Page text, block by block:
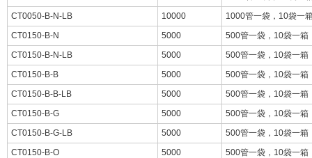
CT0050-B-N-LB
10000
1000管一袋，10袋一
CT0150-B-N
5000
500管一袋，10袋一箱
CT0150-B-N-LB
5000
500管一袋，10袋一箱
CT0150-B-B
5000
500管一袋，10袋一箱
CT0150-B-B-LB
5000
500管一袋，10袋一箱
CT0150-B-G
5000
500管一袋，10袋一箱
CT0150-B-G-LB
5000
500管一袋，10袋一箱
CT0150-B-O
5000
500管一袋，10袋一箱